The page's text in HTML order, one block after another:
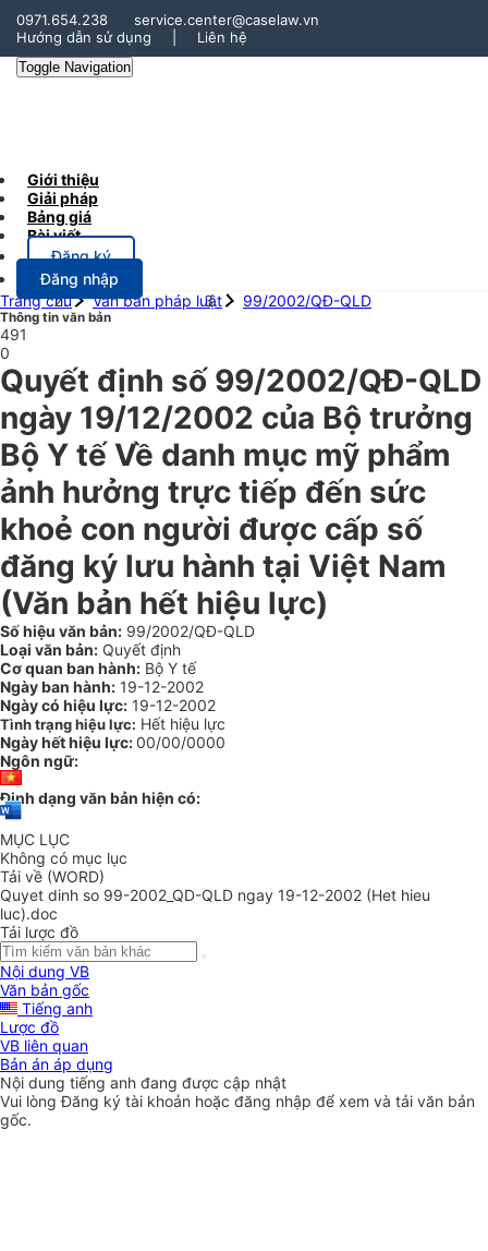
0971.654.238
service.center@caselaw.vn
Hướng dẫn sử dụng
Liên hệ
Toggle Navigation
Giới thiệu
Giải pháp
Bảng giá
Bài viết
Đăng ký
Đăng nhập
Trang chủ
Văn bản pháp luật 99/2002/QĐ-QLD
Thông tin văn bản
491
0
Quyết định số 99/2002/QĐ-QLD
ngày 19/12/2002 của Bộ trưởng
Bộ Y tế Về danh mục mỹ phẩm
ảnh hưởng trực tiếp đến sức
khoẻ con người được cấp số
đăng ký lưu hành tại Việt Nam
(Văn bản hết hiệu lực)
Số hiệu văn bản: 99/2002/QĐ-QLD
Loại văn bản: Quyết định
Cơ quan ban hành: Bộ Y tế
Ngày ban hành: 19-12-2002
Ngày có hiệu lực: 19-12-2002
Tình trạng hiệu lực: Hết hiệu lực
Ngày hết hiệu lực:00/00/0000
Ngôn ngữ:
Định dạng văn bản hiện có:
MỤC LỤC
Không có mục lục
Tải về (WORD)
Quyet dinh so 99-2002_QD-QLD ngay 19-12-2002 (Het hieu
luc).doc
Tải lược đồ
Nội dung VB
Văn bản gốc
Tiếng anh
Lược đồ
VB liên quan
Bản án áp dụng
Nội dung tiếng anh đang được cập nhật
Vui lòngĐăng ký tài khoản hoặc đăng nhập để xem và tải văn bản
gốc.